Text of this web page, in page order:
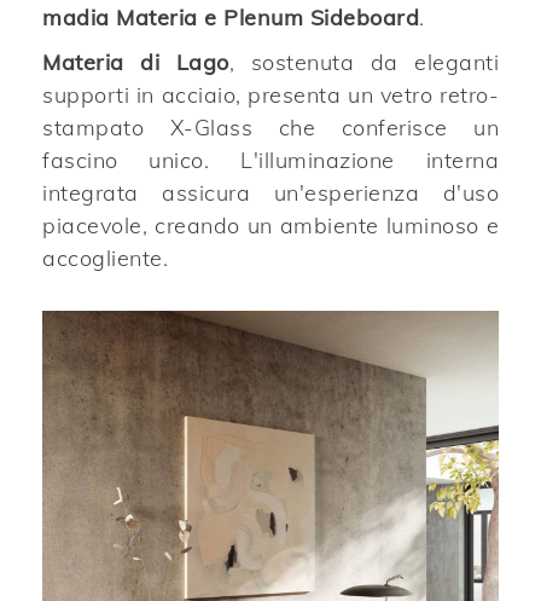
madia Materia e Plenum Sideboard.
Materia di Lago, sostenuta da eleganti
supporti in acciaio, presenta un vetro retro-
stampato X-Glass che conferisce un
fascino unico. L'illuminazione interna
integrata assicura un'esperienza d'uso
piacevole, creando un ambiente luminoso e
accogliente.